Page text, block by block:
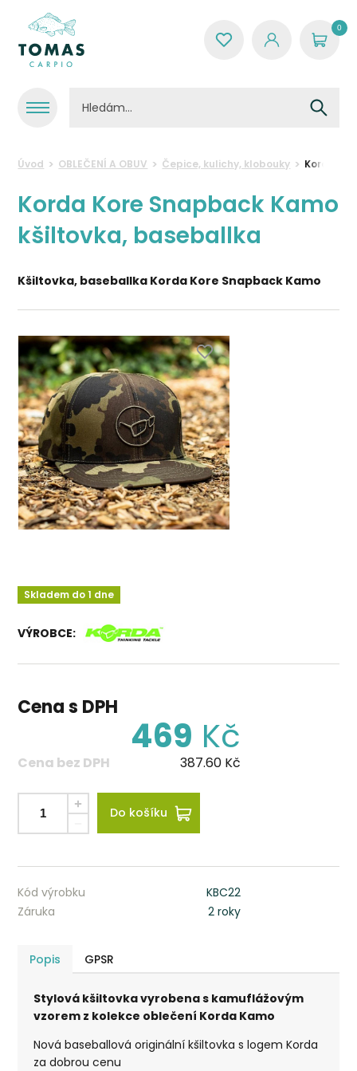
0
Úvod OBLEČENÍ A OBUV Čepice, kulichy, klobouky Korda
Korda Kore Snapback Kamo
kšiltovka, baseballka
Kšiltovka, baseballka Korda Kore Snapback Kamo
Skladem do 1 dne
VÝROBCE:
Cena s DPH
469 Kč
Cena bez DPH 387.60 Kč
Do košíku
Kód výrobku
KBC22
Záruka
2 roky
Popis GPSR
Stylová kšiltovka vyrobena s kamuflážovým
vzorem z kolekce oblečení Korda Kamo
Nová baseballová originální kšiltovka s logem Korda
za dobrou cenu